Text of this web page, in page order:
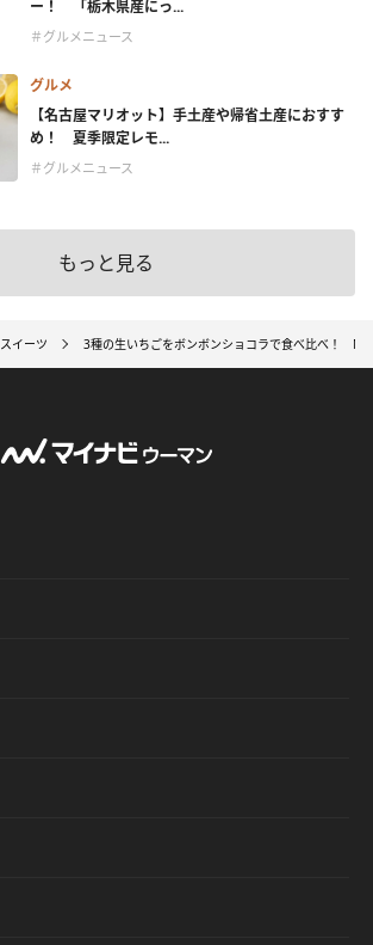
ー！ 「栃木県産にっ...
＃グルメニュース
グルメ
【名古屋マリオット】手土産や帰省土産におすす
め！ 夏季限定レモ...
＃グルメニュース
もっと見る
スイーツ 3種の生いちごをボンボンショコラで食べ比べ！